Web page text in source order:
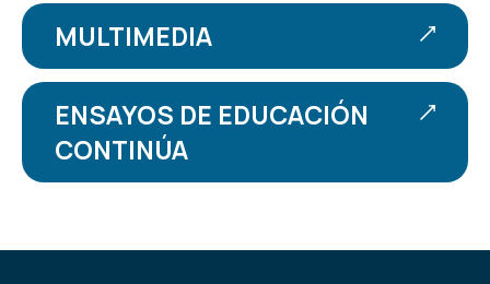
MULTIMEDIA
ENSAYOS DE EDUCACIÓN
CONTINÚA